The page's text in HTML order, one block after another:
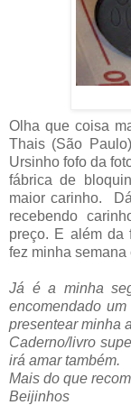
Olha que coisa
Thais (São
Ursinho fofo da
fábrica de
maior carinho.
recebendo
preço. E além da
fez minha semana
Já é a minha
encomendado
presentear minha
Caderno/livro
irá amar também.
Mais do que
Beijinhos